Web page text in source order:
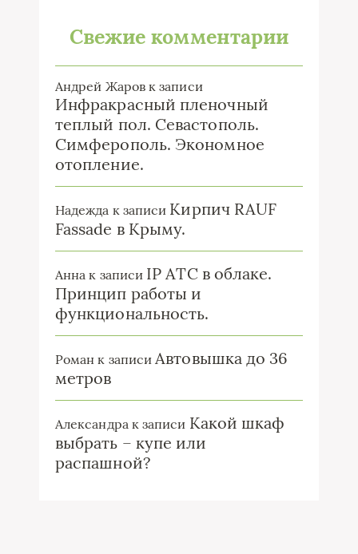
Свежие комментарии
Андрей Жаровк записи
Инфракрасный пленочный
теплый пол. Севастополь.
Симферополь. Экономное
отопление.
Надежда к записи Кирпич RAUF
Fassade в Крыму.
Анна к записи IP ATC в облаке.
Принцип работы и
функциональность.
Роман к записиАвтовышка до 36
метров
Александрак записи Какой шкаф
выбрать – купе или
распашной?